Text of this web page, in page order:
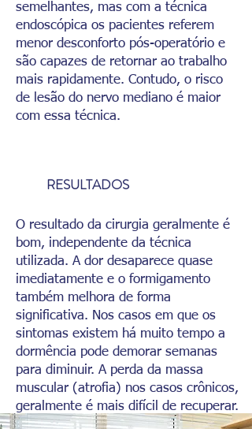
semelhantes, mas com a técnica
endoscópica os pacientes referem
menor desconforto pós-operatório e
são capazes de retornar ao trabalho
mais rapidamente. Contudo, o risco
de lesão do nervo mediano é maior
com essa técnica.
RESULTADOS
O resultado da cirurgia geralmente é
bom, independente da técnica
utilizada. A dor desaparece quase
imediatamente e o formigamento
também melhora de forma
significativa. Nos casos em que os
sintomas existem há muito tempo a
dormência pode demorar semanas
para diminuir. A perda da massa
muscular (atrofia) nos casos crônicos,
geralmente é mais difícil de recuperar.